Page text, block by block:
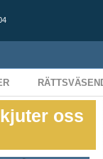
oss